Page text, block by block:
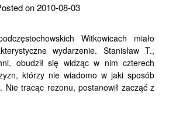
on 2010-08-03
Witkowicach miało
wydarzenie. Stanisław T.,
obudził się widząc w nim czterech
którzy nie wiadomo w jaki sposób
Nie tracąc rezonu, postanowił zacząć z